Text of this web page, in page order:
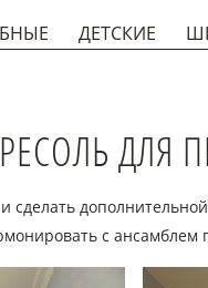
ДЕТСКИЕ
ДЛЯ
сделать
с ансамблем